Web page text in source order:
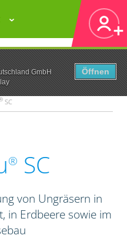
GmbH
Öffnen
SC
® SC
von Ungräsern in
in Erdbeere sowie im